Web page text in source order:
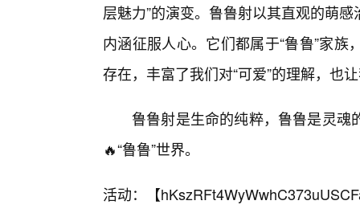
层魅力”的演变。鲁鲁射以其直观的萌
内涵征服人心。它们都属于“鲁鲁”家
存在，丰富了我们对“可爱”的理解，也
鲁鲁射是生命的纯粹，鲁鲁是灵魂
🔥“鲁鲁”世界。
活动：【